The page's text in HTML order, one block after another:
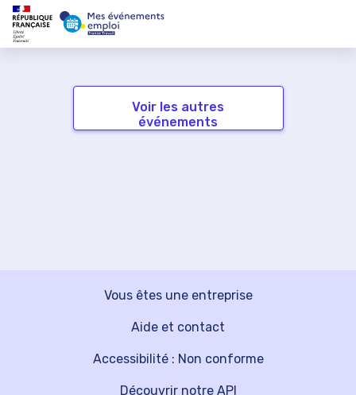
Voir les autres
événements
Vous êtes une entreprise
Découvrir notre API
Aide et contact
Accessibilité : Non conforme